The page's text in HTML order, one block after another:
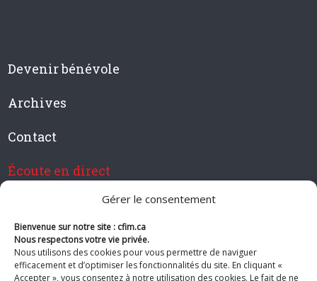
Gérer le consentement
Bienvenue sur notre site : cfim.ca
Nous respectons votre vie privée.
Nous utilisons des cookies pour vous permettre de naviguer
efficacement et d’optimiser les fonctionnalités du site. En cliquant «
Accepter », vous consentez à notre utilisation des cookies. Le fait de ne
Devenir bénévole
Archives
Contact
Écoute en direct
Devenir membre de CFIM